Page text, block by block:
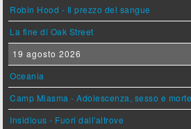
Robin Hood - Il prezzo del sangue
La fine di Oak Street
19 agosto 2026
Oceania
Camp Miasma - Adolescenza, sesso e morte
Insidious - Fuori dall'altrove